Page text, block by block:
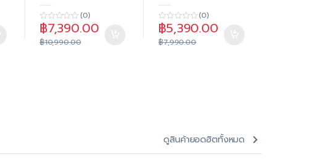
-----
0
o
u
(0)
฿7,390.00
฿10,990.00
-----
0
o
u
(0)
฿5,390.00
฿7,990.00
ดูสินค้ายอดฮิตทั้งหมด